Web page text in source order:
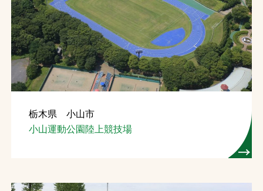
栃木県 小山市
小山運動公園陸上競技場